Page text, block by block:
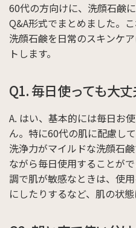
60代の方向けに、洗顔石鹸
Q&A形式でまとめました。
洗顔石鹸を日常のスキンケ
トします。
Q1. 毎日使っても大丈
A. はい、基本的には毎日お
ん。特に60代の肌に配慮し
洗浄力がマイルドな洗顔石
ながら毎日使用することが
調で肌が敏感なときは、使
にしたりするなど、肌の状